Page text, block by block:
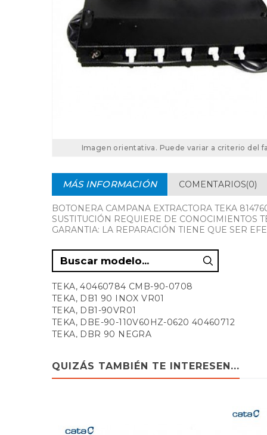
Imagen orientativa. Puede variar a criterio del
MÁS INFORMACIÓN COMENTARIOS(0)
BOTONERA CAMPANA EXTRACTORA TEKA
SUSTITUCIÓN REQUIERE DE CONOCIMIENTOS
GARANTIA: LA REPARACIÓN TIENE QUE SER
TEKA, 40460784 CMB-90-0708
TEKA, DB1 90 INOX VR01
TEKA, DB1-90VR01
TEKA, DBE-90-110V60HZ-0620 40460712
TEKA, DBR 90 NEGRA
TEKA, DI-70-250 (40479002)
TEKA, DI-90 INOX VR02
TEKA, DI-90 INOX VR02 (MS11112021TK DI90IX)
TEKA, DM 60 VR00 (40476000 DM60051)
QUIZÁS TAMBIÉN TE INTERESEN...